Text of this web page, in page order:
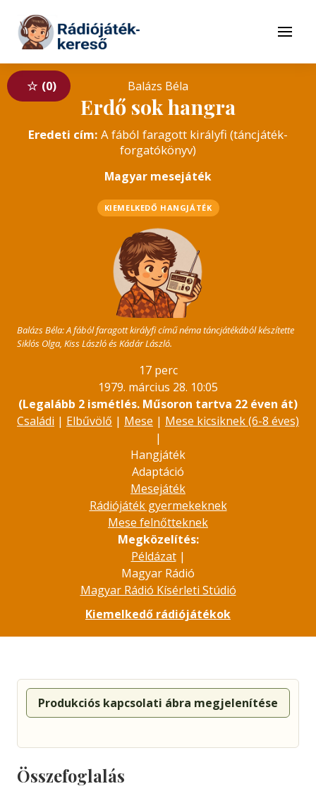
Tovább a tartalomhoz
Menü
0 Balázs Béla
Erdő sok hangra
Eredeti cím: A fából faragott királyfi (táncjáték-
forgatókönyv)
Magyar mesejáték
KIEMELKEDŐ HANGJÁTÉK
Balázs Béla: A fából faragott királyfi című néma táncjátékából készítette
Siklós Olga, Kiss László és Kádár László.
17 perc
1979. március 28. 10:05
(Legalább 2 ismétlés. Műsoron tartva 22 éven át)
Családi | Elbűvölő | Mese | Mese kicsiknek (6-8 éves)
|
Hangjáték
Adaptáció
Mesejáték
Rádiójáték gyermekeknek
Mese felnőtteknek
Megközelítés:
Példázat|
Magyar Rádió
Magyar Rádió Kísérleti Stúdió
Kiemelkedő rádiójátékok
Produkciós kapcsolati ábra megjelenítése
Összefoglalás